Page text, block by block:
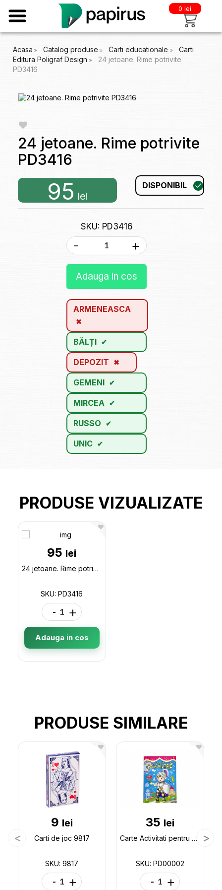
0 lei
Acasa Catalog produse Carti educationale
Carti
Editura Poligraf Design
24 jetoane. Rime potrivite
PD3416
24 jetoane. Rime potrivite
PD3416
95 lei
DISPONIBIL
SKU: PD3416
- +
Adauga in cos
ARMENEASCA
BĂLȚI
DEPOZIT
GEMENI
MIRCEA
RUSSO
UNIC
PRODUSE VIZUALIZATE
95 lei
24 jetoane. Rime potrivite PD3416
SKU: PD3416
- +
Adauga in cos
PRODUSE SIMILARE
9 lei
Carti de joc 9817
SKU: 9817
- +
35 lei
Carte Activitati pentru cavaleri mici PD00002
SKU: PD00002
- +